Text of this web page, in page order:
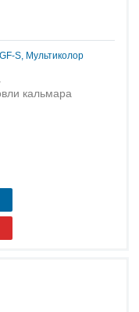
S, Мультиколор
кальмара